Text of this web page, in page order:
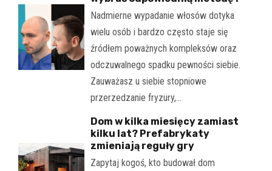
Nadmierne wypadanie włosów dotyka
wielu osób i bardzo często staje się
źródłem poważnych kompleksów oraz
odczuwalnego spadku pewności siebie.
Zauważasz u siebie stopniowe
przerzedzanie fryzury,…
Dom w kilka miesięcy zamiast
kilku lat? Prefabrykaty
zmieniają reguły gry
Zapytaj kogoś, kto budował dom